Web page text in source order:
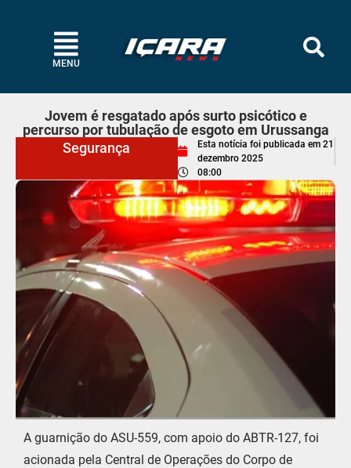
MENU
Jovem é resgatado após surto psicótico e
percurso por tubulação de esgoto em Urussanga
Segurança
Esta notícia foi publicada em 21
dezembro 2025
08:00
A guarnição do ASU-559, com apoio do ABTR-127, foi
acionada pela Central de Operações do Corpo de